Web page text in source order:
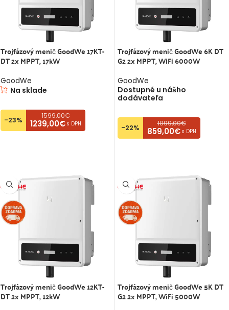
grid
grid
€
Huawei
Trojfázový menič GoodWe 17KT-
DT 2x MPPT, 17kW
GoodWe
Na sklade
-23% 1599,00€
1239,00€ s DPH
Trojfázový menič GoodWe 6K DT
G2 2x MPPT, WiFi 6000W
GoodWe
Dostupné u nášho
dodávateľa
-22% 1099,00€
859,00€ s DPH
Trojfázový menič GoodWe 12KT-
DT 2x MPPT, 12kW
Trojfázový menič GoodWe 5K DT
G2 2x MPPT, WiFi 5000W